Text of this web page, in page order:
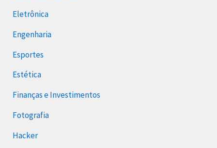
Eletrônica
Engenharia
Esportes
Estética
Finanças e Investimentos
Fotografia
Hacker